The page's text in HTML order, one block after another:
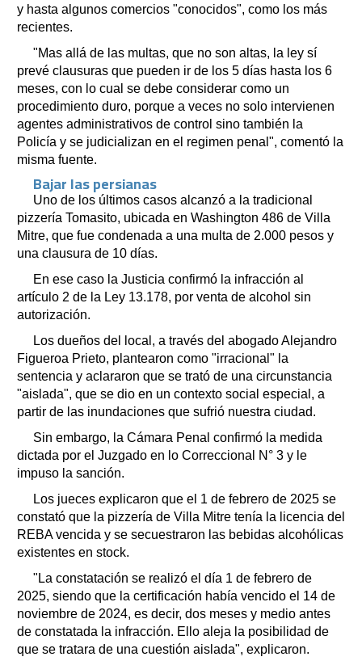
y hasta algunos comercios "conocidos", como los más
recientes.
"Mas allá de las multas, que no son altas, la ley sí
prevé clausuras que pueden ir de los 5 días hasta los 6
meses, con lo cual se debe considerar como un
procedimiento duro, porque a veces no solo intervienen
agentes administrativos de control sino también la
Policía y se judicializan en el regimen penal", comentó la
misma fuente.
Bajar las persianas
Uno de los últimos casos alcanzó a la tradicional
pizzería Tomasito, ubicada en Washington 486 de Villa
Mitre, que fue condenada a una multa de 2.000 pesos y
una clausura de 10 días.
En ese caso la Justicia confirmó la infracción al
artículo 2 de la Ley 13.178, por venta de alcohol sin
autorización.
Los dueños del local, a través del abogado Alejandro
Figueroa Prieto, plantearon como "irracional" la
sentencia y aclararon que se trató de una circunstancia
"aislada", que se dio en un contexto social especial, a
partir de las inundaciones que sufrió nuestra ciudad.
Sin embargo, la Cámara Penal confirmó la medida
dictada por el Juzgado en lo Correccional N° 3 y le
impuso la sanción.
Los jueces explicaron que el 1 de febrero de 2025 se
constató que la pizzería de Villa Mitre tenía la licencia del
REBA vencida y se secuestraron las bebidas alcohólicas
existentes en stock.
"La constatación se realizó el día 1 de febrero de
2025, siendo que la certificación había vencido el 14 de
noviembre de 2024, es decir, dos meses y medio antes
de constatada la infracción. Ello aleja la posibilidad de
que se tratara de una cuestión aislada", explicaron.